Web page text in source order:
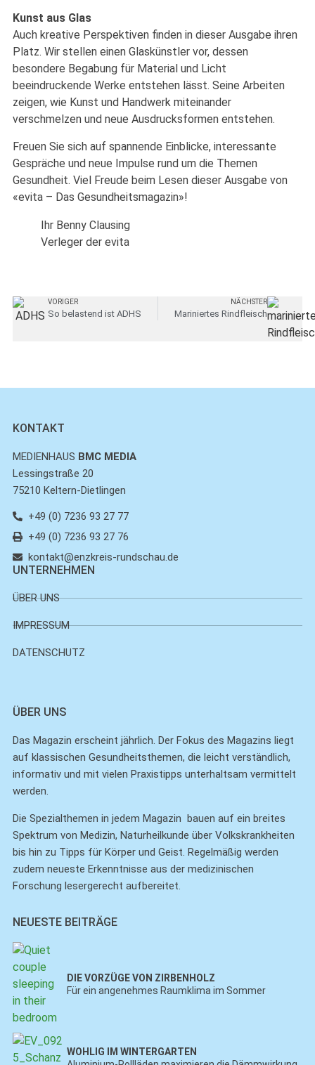
Kunst aus Glas
Auch kreative Perspektiven finden in dieser Ausgabe ihren
Platz. Wir stellen einen Glaskünstler vor, dessen
besondere Begabung für Material und Licht
beeindruckende Werke entstehen lässt. Seine Arbeiten
zeigen, wie Kunst und Handwerk miteinander
verschmelzen und neue Ausdrucksformen entstehen.
Freuen Sie sich auf spannende Einblicke, interessante
Gespräche und neue Impulse rund um die Themen
Gesundheit. Viel Freude beim Lesen dieser Ausgabe von
«evita – Das Gesundheitsmagazin»!
Ihr Benny Clausing
Verleger der evita
VORIGER
So belastend ist ADHS
NÄCHSTER
Mariniertes Rindfleisch
KONTAKT
MEDIENHAUS BMC MEDIA
Lessingstraße 20
75210 Keltern-Dietlingen
+49 (0) 7236 93 27 77
+49 (0) 7236 93 27 76
kontakt@enzkreis-rundschau.de
UNTERNEHMEN
ÜBER UNS
IMPRESSUM
DATENSCHUTZ
ÜBER UNS
Das Magazin erscheint jährlich. Der Fokus des Magazins liegt
auf klassischen Gesundheitsthemen, die leicht verständlich,
informativ und mit vielen Praxistipps unterhaltsam vermittelt
werden.
Die Spezialthemen in jedem Magazin bauen auf ein breites
Spektrum von Medizin, Naturheilkunde über Volkskrankheiten
bis hin zu Tipps für Körper und Geist. Regelmäßig werden
zudem neueste Erkenntnisse aus der medizinischen
Forschung lesergerecht aufbereitet.
NEUESTE BEITRÄGE
DIE VORZÜGE VON ZIRBENHOLZ
Für ein angenehmes Raumklima im Sommer
WOHLIG IM WINTERGARTEN